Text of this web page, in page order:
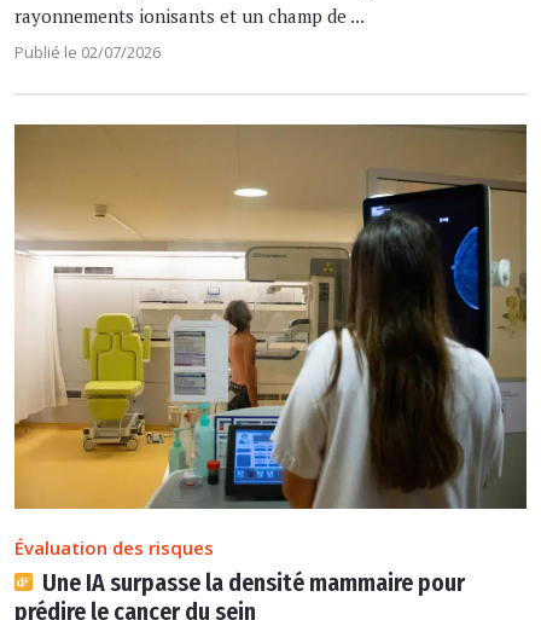
rayonnements ionisants et un champ de ...
Publié le 02/07/2026
Évaluation des risques
Une IA surpasse la densité mammaire pour
prédire le cancer du sein